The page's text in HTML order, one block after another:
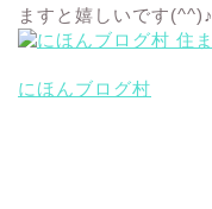
ますと嬉しいです
にほんブログ村